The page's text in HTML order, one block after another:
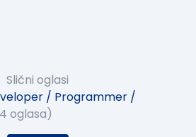
Slični oglasi
/ Programmer /
oglasa)